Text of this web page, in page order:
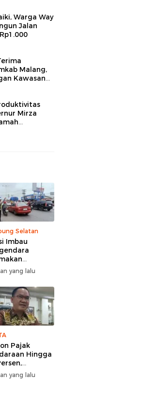
Warga Way
Jalan
Malang,
Kawasan
Mirza
Selatan
Imbau
di
Kepadatan
Lintas Pagi
yang lalu
Pajak
Hingga
Genjot
Kendaraan
yang lalu